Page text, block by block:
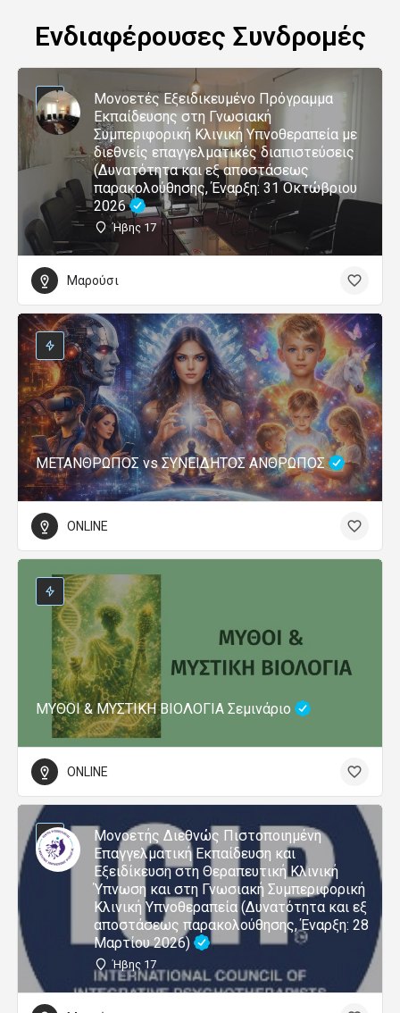
Ενδιαφέρουσες Συνδρομές
Μονοετές Εξειδικευμένο Πρόγραμμα
Εκπαίδευσης στη Γνωσιακή
Συμπεριφορική Κλινική Υπνοθεραπεία με
διεθνείς επαγγελματικές διαπιστεύσεις
(Δυνατότητα και εξ αποστάσεως
παρακολούθησης, Έναρξη: 31 Οκτώβριου
2026
Ήβης 17
Μαρούσι
ΜΕΤΑΝΘΡΩΠΟΣ vs ΣΥΝΕΙΔΗΤΟΣ ΑΝΘΡΩΠΟΣ
ONLINE
ΜΥΘΟΙ & ΜΥΣΤΙΚΗ ΒΙΟΛΟΓΙΑ Σεμινάριο
ONLINE
Μονοετής Διεθνώς Πιστοποιημένη
Επαγγελματική Εκπαίδευση και
Εξειδίκευση στη Θεραπευτική Κλινική
Ύπνωση και στη Γνωσιακή Συμπεριφορική
Κλινική Υπνοθεραπεία (Δυνατότητα και εξ
αποστάσεως παρακολούθησης, Έναρξη: 28
Μαρτίου 2026)
Ήβης 17